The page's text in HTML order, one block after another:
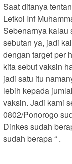
Saat ditanya
Letkol Inf
Sebenarnya kalau
sebutan ya, jadi
dengan target per
kita sebut vaksin
jadi satu itu
lebih kepada
vaksin. Jadi kami
0802/Ponorogo
Dinkes sudah
sudah berapa “ .